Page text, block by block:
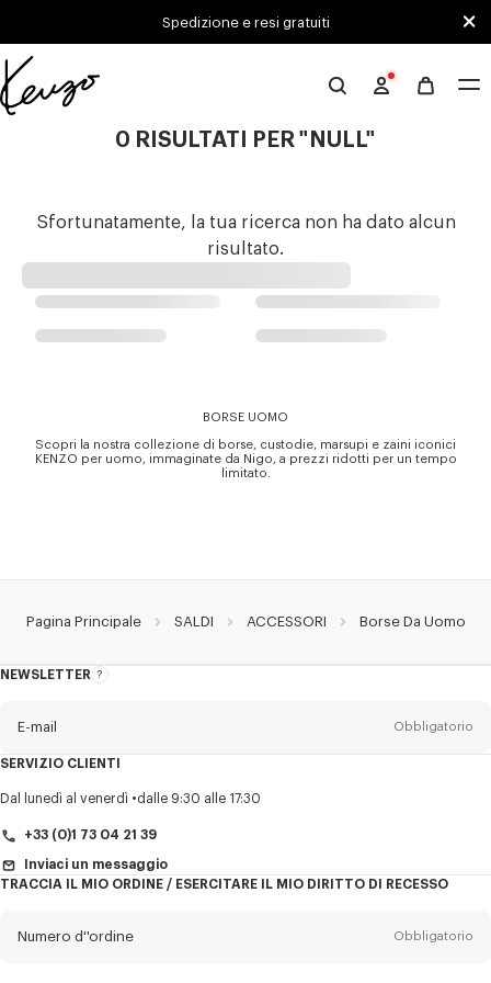
Spedizione e resi gratuiti
Sito
0 RISULTATI PER "NULL"
Sfortunatamente, la tua ricerca non ha dato alcun
risultato.
BORSE UOMO
Scopri la nostra collezione di borse, custodie, marsupi e zaini iconici
KENZO per uomo, immaginate da Nigo, a prezzi ridotti per un tempo
limitato.
Pagina Principale SALDI ACCESSORI Borse Da Uomo
NEWSLETTER
Informazioni
E-mail Obbligatorio
TitoloObbligatorio
SERVIZIO CLIENTI
Dal lunedì al venerdì dalle 9:30 alle 17:30
+33 (0)1 73 04 21 39
Inviaci un messaggio
TRACCIA IL MIO ORDINE / ESERCITARE IL MIO DIRITTO DI RECESSO
Numero d''ordine Obbligatorio